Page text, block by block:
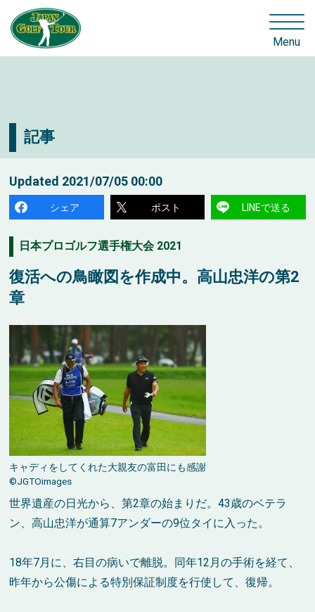
Menu
記事
Updated 2021/07/05 00:00
シェア ポスト LINEで送る
日本プロゴルフ選手権大会 2021
復活への鳥瞰図を作成中。高山忠洋の第2
章
キャディをしてくれた大親友の富田にも感謝
©JGTOimages
世界遺産の日光から、第2章の始まりだ。43歳のベテラ
ン、高山忠洋が通算7アンダーの9位タイに入った。
18年7月に、右目の病いで離脱。同年12月の手術を経て、
昨年から公傷による特別保証制度を行使して、復帰。